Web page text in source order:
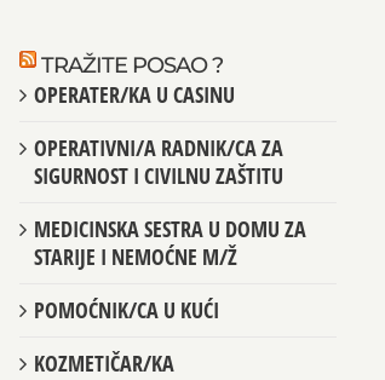
TRAŽITE POSAO ?
OPERATER/KA U CASINU
OPERATIVNI/A RADNIK/CA ZA
SIGURNOST I CIVILNU ZAŠTITU
MEDICINSKA SESTRA U DOMU ZA
STARIJE I NEMOĆNE M/Ž
POMOĆNIK/CA U KUĆI
KOZMETIČAR/KA